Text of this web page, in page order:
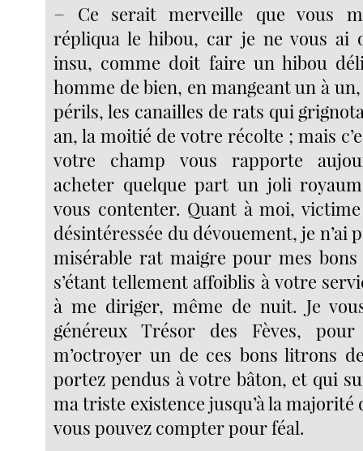
− Ce serait merveille que vous
répliqua le hibou, car je ne vous ai
insu, comme doit faire un hibou
homme de bien, en mangeant un à
périls, les canailles de rats qui
an, la moitié de votre récolte ; mais
votre champ vous rapporte
acheter quelque part un joli
vous contenter. Quant à moi,
désintéressée du dévouement, je n’ai
misérable rat maigre pour mes
s’étant tellement affoiblis à votre
à me diriger, même de nuit. Je
généreux Trésor des Fèves,
m’octroyer un de ces bons litrons
portez pendus à votre bâton, et qui
ma triste existence jusqu’à la majorité
vous pouvez compter pour féal.